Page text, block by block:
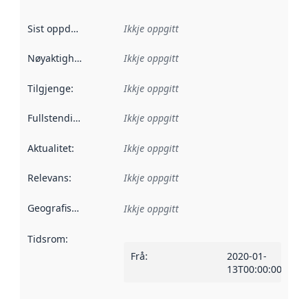
Sist oppdatert Ikkje oppgitt
Nøyaktigheit Ikkje oppgitt
Tilgjenge: Ikkje oppgitt
Fullstendigheit Ikkje oppgitt
Aktualitet: Ikkje oppgitt
Relevans: Ikkje oppgitt
Geografisk område Ikkje oppgitt
Tidsrom:
Frå:
2020-01-
13T00:00:00Z